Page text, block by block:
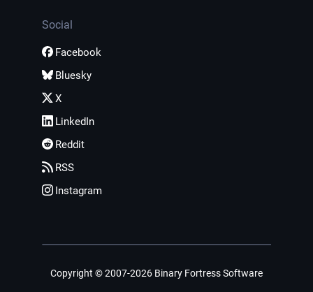
Social
Facebook
Bluesky
X
LinkedIn
Reddit
RSS
Instagram
Copyright © 2007-2026 Binary Fortress Software